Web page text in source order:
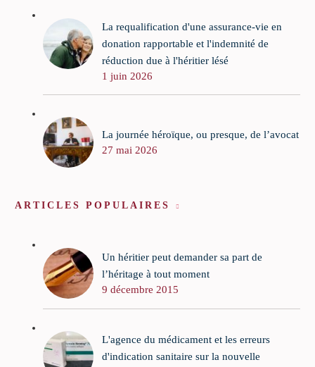
La requalification d'une assurance-vie en
donation rapportable et l'indemnité de
réduction due à l'héritier lésé
1 juin 2026
La journée héroïque, ou presque, de l’avocat
27 mai 2026
ARTICLES POPULAIRES
Un héritier peut demander sa part de
l’héritage à tout moment
9 décembre 2015
L'agence du médicament et les erreurs
d'indication sanitaire sur la nouvelle